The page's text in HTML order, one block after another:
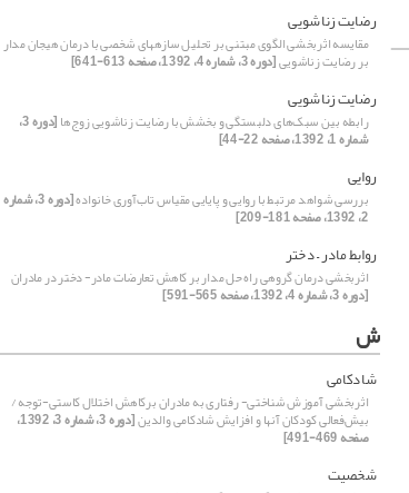
رضایت زناشویی
مقایسه اثربخشی الگوی مبتنی بر تحلیل سازه‏های شخصی با درمان هیجان مدار
بر رضایت زناشویی[دوره 3، شماره 4، 1392، صفحه 613-641]
رضایت زناشویی
رابطه بین سبک‌های دلبستگی و بخشش با رضایت زناشویی زوج‌ها [دوره 3،
شماره 1، 1392، صفحه 22-44]
روایی
بررسی شواهد مرتبط با روایی و پایایی مقیاس تاب‌آوری خانواده [دوره 3، شماره
2، 1392، صفحه 181-209]
روابط مادر – دختر
اثربخشی درمان گروهی راه حل مدار بر کاهش تعارضات مادر- دختر در مادران
[دوره 3، شماره 4، 1392، صفحه 565-591]
ش
شادکامی
اثربخشی آموزش شناختی- رفتاری به مادران برکاهش اختلال کاستی-توجه /
بیش‌فعالی کودکان آنها و افزایش شادکامی والدین [دوره 3، شماره 3، 1392،
صفحه 469-491]
شخصیت